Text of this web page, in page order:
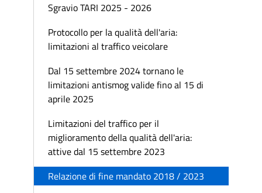
Sgravio TARI 2025 - 2026
Protocollo per la qualità dell'aria:
limitazioni al traffico veicolare
Dal 15 settembre 2024 tornano le
limitazioni antismog valide fino al 15 di
aprile 2025
Limitazioni del traffico per il
miglioramento della qualità dell'aria:
attive dal 15 settembre 2023
Relazione di fine mandato 2018 / 2023